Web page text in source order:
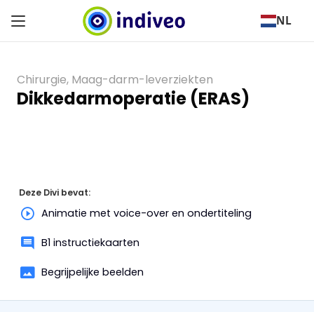
NL
Chirurgie, Maag-darm-leverziekten
Dikkedarmoperatie (ERAS)
Deze Divi bevat:
Animatie met voice-over en ondertiteling
B1 instructiekaarten
Begrijpelijke beelden